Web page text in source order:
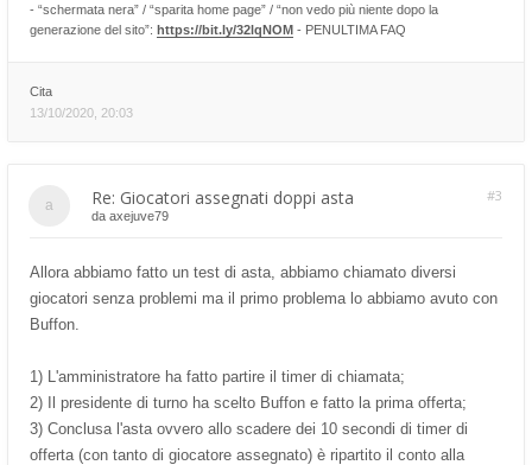
- “schermata nera” / “sparita home page” / “non vedo più niente dopo la
generazione del sito”: https://bit.ly/32lqNOM - PENULTIMA FAQ
Cita
13/10/2020, 20:03
Re: Giocatori assegnati doppi asta #3
da axejuve79
Allora abbiamo fatto un test di asta, abbiamo chiamato diversi
giocatori senza problemi ma il primo problema lo abbiamo avuto con
Buffon.
1) L'amministratore ha fatto partire il timer di chiamata;
2) Il presidente di turno ha scelto Buffon e fatto la prima offerta;
3) Conclusa l'asta ovvero allo scadere dei 10 secondi di timer di
offerta (con tanto di giocatore assegnato) è ripartito il conto alla